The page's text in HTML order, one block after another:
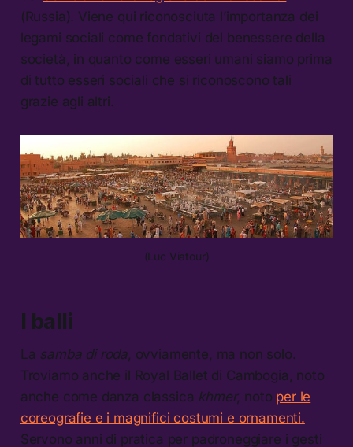
(Russia). Viene qui riconosciuta l’importanza dei
legami sociali come fondativi del benessere della
società, in quanto come esseri umani siamo prima
di tutto esseri sociali che si riconoscono tali
grazie agli altri.
(Luc Viatour)
I balli
La samba di roda, ovviamente, ma non solo.
Troviamo anche il Royal Ballet di Cambogia, noto
anche come danza classica khmer, noto per le
coreografie e i magnifici costumi e ornamenti.
Servono anni di pratica per padroneggiare i gesti